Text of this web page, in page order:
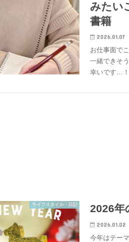
みたい
書籍
2026.01.07
お仕事面で
一緒できそ
幸いです…！
ライフスタイル・日記 2026年
2026.01.02
今年はテー